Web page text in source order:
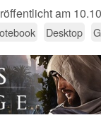
am
Desktop